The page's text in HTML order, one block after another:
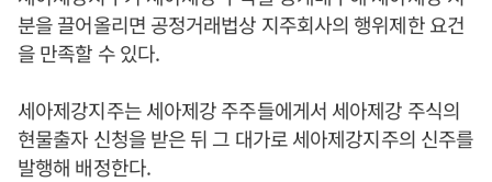
분을 끌어올리면 공정거래법상 지주회사의 행위제한 요건
을 만족할 수 있다.
세아제강지주는 세아제강 주주들에게서 세아제강 주식의
현물출자 신청을 받은 뒤 그 대가로 세아제강지주의 신주를
발행해 배정한다.